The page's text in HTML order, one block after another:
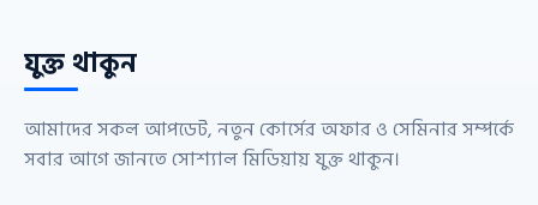
যুক্ত থাকুন
আমাদের সকল আপডেট, নতুন কোর্সের অফার ও সেমিনার সম্পর্কে
সবার আগে জানতে সোশ্যাল মিডিয়ায় যুক্ত থাকুন।